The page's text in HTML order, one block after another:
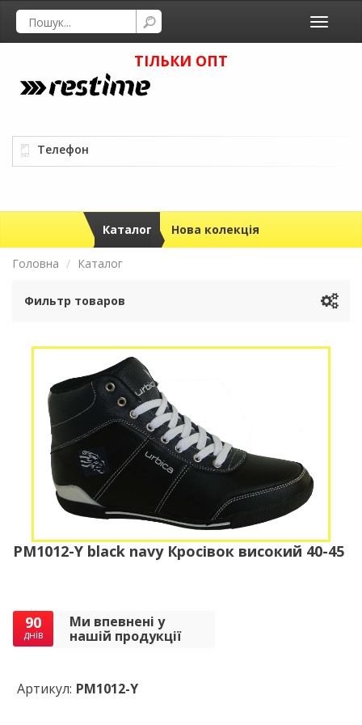
Toggle
ТІЛЬКИ ОПТ
Телефон
Каталог Нова колекція
Головна Каталог
Фильтр товаров
PM1012-Y black navy Кросівок високий 40-45
90
днів
Ми впевнені у
нашій продукції
Артикул: PM1012-Y